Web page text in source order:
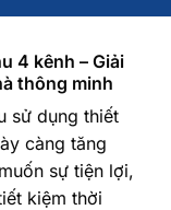
4 kênh – Giải
thông minh
sử dụng thiết
càng tăng
sự tiện lợi,
kiệm thời